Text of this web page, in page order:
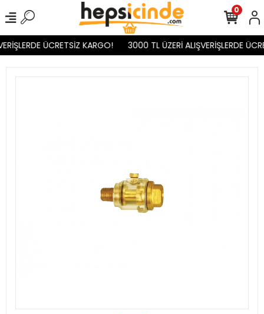
ÜCRETSİZ KARGO! 3000 TL ÜZERİ ALIŞVERİŞLERDE
0